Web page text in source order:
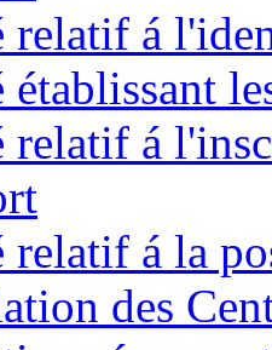
relatif á
établissant
relatif á
relatif á la
des